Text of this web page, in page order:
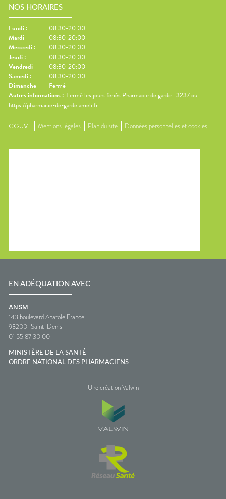
NOS HORAIRES
Lundi :
08:30-20:00
Mardi :
08:30-20:00
Mercredi :
08:30-20:00
Jeudi :
08:30-20:00
Vendredi :
08:30-20:00
Samedi :
08:30-20:00
Dimanche :
Fermé
Autres informations : Fermé les jours feriés Pharmacie de garde : 3237 ou
https://pharmacie-de-garde.ameli.fr
CGUVL Mentions légales Plan du site Données personnelles et cookies
EN ADÉQUATION AVEC
ANSM
143 boulevard Anatole France
93200 Saint-Denis
01 55 87 30 00
MINISTÈRE DE LA SANTÉ
ORDRE NATIONAL DES PHARMACIENS
Une création Valwin